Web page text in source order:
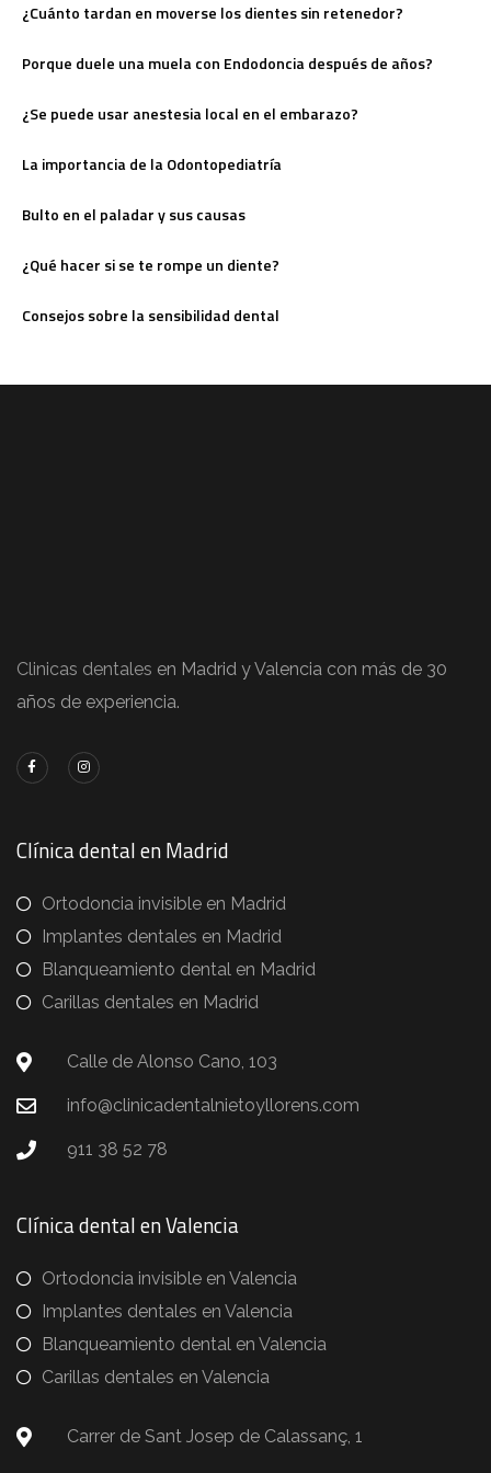
¿Cuánto tardan en moverse los dientes sin retenedor?
Porque duele una muela con Endodoncia después de años?
¿Se puede usar anestesia local en el embarazo?
La importancia de la Odontopediatría
Bulto en el paladar y sus causas
¿Qué hacer si se te rompe un diente?
Consejos sobre la sensibilidad dental
Clinicas dentales en Madrid y Valencia con más de 30
años de experiencia.
Clínica dental en Madrid
Ortodoncia invisible en Madrid
Implantes dentales en Madrid
Blanqueamiento dental en Madrid
Carillas dentales en Madrid
Calle de Alonso Cano, 103
info@clinicadentalnietoyllorens.com
911 38 52 78
Clínica dental en Valencia
Ortodoncia invisible en Valencia
Implantes dentales en Valencia
Blanqueamiento dental en Valencia
Carillas dentales en Valencia
Carrer de Sant Josep de Calassanç, 1